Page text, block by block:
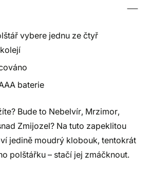
vybere jednu ze čtyř
baterie
Bude to Nebelvír, Mrzimor,
Zmijozel? Na tuto zapeklitou
jedině moudrý klobouk, tentokrát
polštářku – stačí jej zmáčknout.